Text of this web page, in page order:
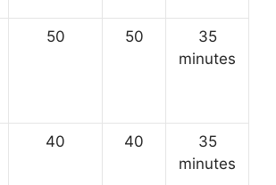
50 50
35
minutes
40 40
35
minutes